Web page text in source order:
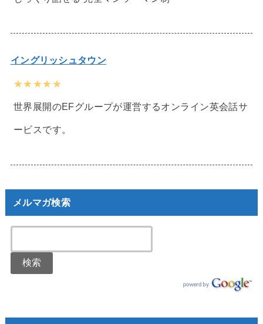
イングリッシュタウン
★★★★★
世界展開のEFグループが運営するオンライン英会話サ
ービスです。
メルマガ検索